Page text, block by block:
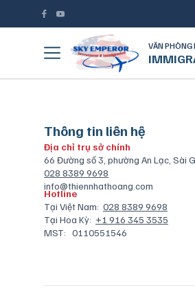
VĂN PHÒNG
Thông tin liên hệ
Địa chỉ trụ sở chính
66 Đường số 3, phường An Lạc, Sài
028 8389 9698
info@thiennhathoang.com
Hotline
Tại Việt Nam: 028 8389 9698
Tại Hoa Kỳ: +1 916 345 3535
MST: 0110551546